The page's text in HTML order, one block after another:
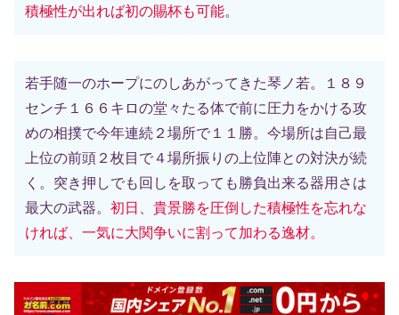
積極性が出れば初の賜杯も可能。
若手随一のホープにのしあがってきた琴ノ若。１８９
センチ１６６キロの堂々たる体で前に圧力をかける攻
めの相撲で今年連続２場所で１１勝。今場所は自己最
上位の前頭２枚目で４場所振りの上位陣との対決が続
く。突き押しでも回しを取っても勝負出来る器用さは
最大の武器。 初日、貴景勝を圧倒した積極性を忘れな
ければ、一気に大関争いに割って加わる逸材。